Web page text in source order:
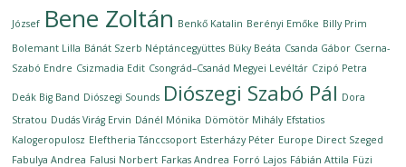
József Bene Zoltán Benkő Katalin Berényi Emőke Billy Prim
Bolemant Lilla Bánát Szerb Néptáncegyüttes Büky Beáta Csanda Gábor Cserna-
Szabó Endre Csizmadia Edit Csongrád–Csanád Megyei Levéltár Czipó Petra
Deák Big Band Diószegi Sounds Diószegi Szabó Pál Dora
Stratou Dudás Virág Ervin Dánél Mónika Dömötör Mihály Efstatios
Kalogeropulosz Eleftheria Tánccsoport Esterházy Péter Europe Direct Szeged
Fabulya Andrea Falusi Norbert Farkas Andrea Forró Lajos Fábián Attila Füzi